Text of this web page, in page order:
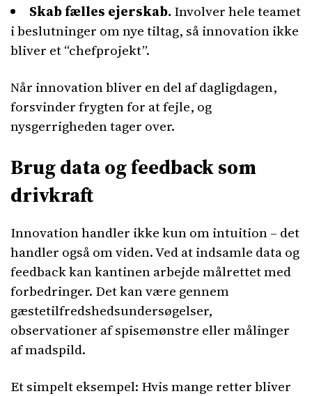
Skab fælles ejerskab.Involver hele teamet
i beslutninger om nye tiltag, så innovation ikke
bliver et “chefprojekt”.
Når innovation bliver en del af dagligdagen,
forsvinder frygten for at fejle, og
nysgerrigheden tager over.
Brug data og feedback som
drivkraft
Innovation handler ikke kun om intuition – det
handler også om viden. Ved at indsamle data og
feedback kan kantinen arbejde målrettet med
forbedringer. Det kan være gennem
gæstetilfredshedsundersøgelser,
observationer af spisemønstre eller målinger
af madspild.
Et simpelt eksempel: Hvis mange retter bliver